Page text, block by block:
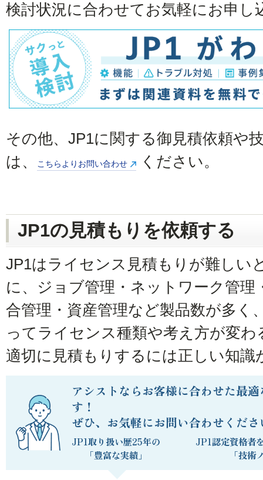
検討状況に合わせてお気軽にお申し
その他、JP1に関する御見積依頼や
は、
こちらよりお問い合わせ ください。
JP1の見積もりを依頼する
JP1はライセンス見積もりが難しい
に、ジョブ管理・ネットワーク管
合管理・資産管理など製品数が多く
ってライセンス種類や考え方が変
適切に見積もりするには正しい知
アシストならお客様に合わせた最
す！
ぜひ、お気軽にお問い合わせくださ
JP1取り扱い歴25年の
「豊富な実績」
JP1認定資格者
「技術